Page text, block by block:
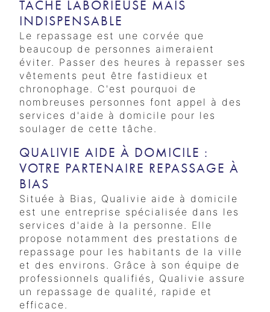
TÂCHE LABORIEUSE MAIS
INDISPENSABLE
Le repassage est une corvée que
beaucoup de personnes aimeraient
éviter. Passer des heures à repasser ses
vêtements peut être fastidieux et
chronophage. C'est pourquoi de
nombreuses personnes font appel à des
services d'aide à domicile pour les
soulager de cette tâche.
QUALIVIE AIDE À DOMICILE :
VOTRE PARTENAIRE REPASSAGE À
BIAS
Située à Bias, Qualivie aide à domicile
est une entreprise spécialisée dans les
services d'aide à la personne. Elle
propose notamment des prestations de
repassage pour les habitants de la ville
et des environs. Grâce à son équipe de
professionnels qualifiés, Qualivie assure
un repassage de qualité, rapide et
efficace.